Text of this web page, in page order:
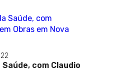
Saúde, com Claudio